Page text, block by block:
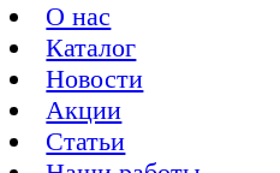
О нас
Каталог
Новости
Акции
Статьи